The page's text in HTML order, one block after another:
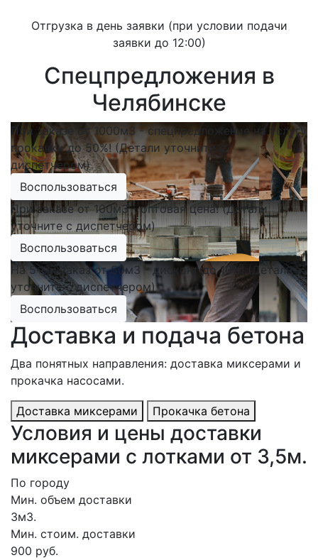
Отгрузка в день заявки (при условии подачи
заявки до 12:00)
Спецпредложения в
Челябинске
При заказе от 1000м3 - спецпредложение на услугу
прокачки до 50%! (Детали уточните с
диспетчером)
Воспользоваться
При заказе от 100м3 - оптовая цена! (Детали
уточните с диспетчером)
Воспользоваться
На 5-ый заказ от 50м3 - дисконт до 10%! (Детали
уточните с диспетчером)
Воспользоваться
Доставка и подача бетона
Два понятных направления: доставка миксерами и
прокачка насосами.
Доставка миксерами Прокачка бетона
Условия и цены доставки
миксерами с лотками от 3,5м.
По городу
Мин. объем доставки
3м3.
Мин. стоим. доставки
900 руб.